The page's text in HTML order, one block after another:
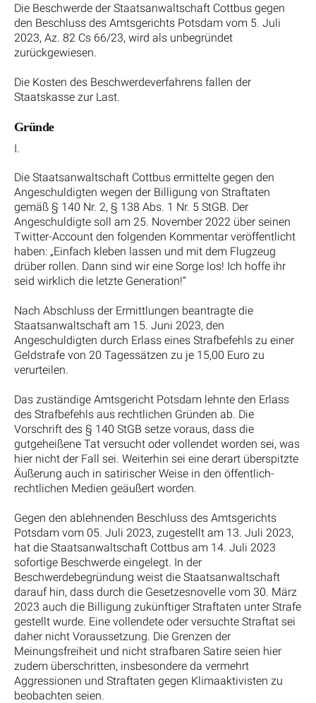
Die Beschwerde der Staatsanwaltschaft Cottbus gegen
den Beschluss des Amtsgerichts Potsdam vom 5. Juli
2023, Az. 82 Cs 66/23, wird als unbegründet
zurückgewiesen.
Die Kosten des Beschwerdeverfahrens fallen der
Staatskasse zur Last.
Gründe
I.
Die Staatsanwaltschaft Cottbus ermittelte gegen den
Angeschuldigten wegen der Billigung von Straftaten
gemäß § 140 Nr. 2, § 138 Abs. 1 Nr. 5 StGB. Der
Angeschuldigte soll am 25. November 2022 über seinen
Twitter-Account den folgenden Kommentar veröffentlicht
haben: „Einfach kleben lassen und mit dem Flugzeug
drüber rollen. Dann sind wir eine Sorge los! Ich hoffe ihr
seid wirklich die letzte Generation!“
Nach Abschluss der Ermittlungen beantragte die
Staatsanwaltschaft am 15. Juni 2023, den
Angeschuldigten durch Erlass eines Strafbefehls zu einer
Geldstrafe von 20 Tagessätzen zu je 15,00 Euro zu
verurteilen.
Das zuständige Amtsgericht Potsdam lehnte den Erlass
des Strafbefehls aus rechtlichen Gründen ab. Die
Vorschrift des § 140 StGB setze voraus, dass die
gutgeheißene Tat versucht oder vollendet worden sei, was
hier nicht der Fall sei. Weiterhin sei eine derart überspitzte
Äußerung auch in satirischer Weise in den öffentlich-
rechtlichen Medien geäußert worden.
Gegen den ablehnenden Beschluss des Amtsgerichts
Potsdam vom 05. Juli 2023, zugestellt am 13. Juli 2023,
hat die Staatsanwaltschaft Cottbus am 14. Juli 2023
sofortige Beschwerde eingelegt. In der
Beschwerdebegründung weist die Staatsanwaltschaft
darauf hin, dass durch die Gesetzesnovelle vom 30. März
2023 auch die Billigung zukünftiger Straftaten unter Strafe
gestellt wurde. Eine vollendete oder versuchte Straftat sei
daher nicht Voraussetzung. Die Grenzen der
Meinungsfreiheit und nicht strafbaren Satire seien hier
zudem überschritten, insbesondere da vermehrt
Aggressionen und Straftaten gegen Klimaaktivisten zu
beobachten seien.